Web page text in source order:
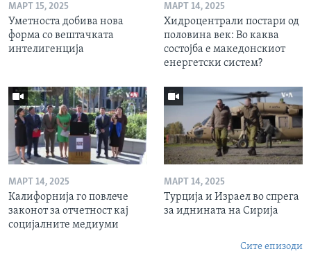
МАРТ 15, 2025
Уметноста добива нова
форма со вештачката
интелигенција
МАРТ 14, 2025
Хидроцентрали постари од
половина век: Во каква
состојба е македонскиот
енергетски систем?
МАРТ 14, 2025
Калифорнија го повлече
законот за отчетност кај
социјалните медиуми
МАРТ 14, 2025
Турција и Израел во спрега
за иднината на Сирија
Сите епизоди